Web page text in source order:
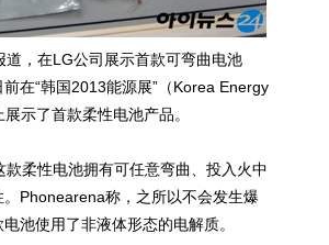
，在LG公司展示首款可弯曲电池
在“韩国2013能源展”（Korea Energy
示了首款柔性电池产品。
柔性电池拥有可任意弯曲、投入火中
Phonearena称，之所以不会发生爆
池使用了非液体形态的电解质。